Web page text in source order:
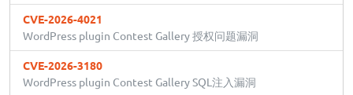
CVE-2026-4021
WordPress plugin Contest Gallery 授权问题漏洞
CVE-2026-3180
WordPress plugin Contest Gallery SQL注入漏洞